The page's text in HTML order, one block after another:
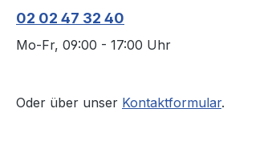
02 02 47 32 40
Mo-Fr, 09:00 - 17:00 Uhr
Oder über unser Kontaktformular.